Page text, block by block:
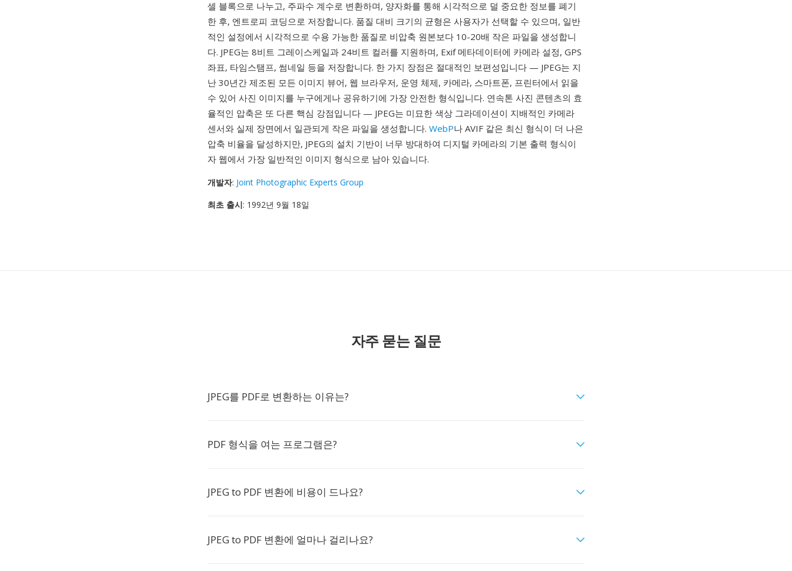
셀 블록으로 나누고, 주파수 계수로 변환하며, 양자화를 통해 시각적으로 덜 중요한 정보를 폐기
한 후, 엔트로피 코딩으로 저장합니다. 품질 대비 크기의 균형은 사용자가 선택할 수 있으며, 일반
적인 설정에서 시각적으로 수용 가능한 품질로 비압축 원본보다 10-20배 작은 파일을 생성합니
다. JPEG는 8비트 그레이스케일과 24비트 컬러를 지원하며, Exif 메타데이터에 카메라 설정, GPS
좌표, 타임스탬프, 썸네일 등을 저장합니다. 한 가지 장점은 절대적인 보편성입니다 — JPEG는 지
난 30년간 제조된 모든 이미지 뷰어, 웹 브라우저, 운영 체제, 카메라, 스마트폰, 프린터에서 읽을
수 있어 사진 이미지를 누구에게나 공유하기에 가장 안전한 형식입니다. 연속톤 사진 콘텐츠의 효
율적인 압축은 또 다른 핵심 강점입니다 — JPEG는 미묘한 색상 그라데이션이 지배적인 카메라
센서와 실제 장면에서 일관되게 작은 파일을 생성합니다. WebP나 AVIF 같은 최신 형식이 더 나은
압축 비율을 달성하지만, JPEG의 설치 기반이 너무 방대하여 디지털 카메라의 기본 출력 형식이
자 웹에서 가장 일반적인 이미지 형식으로 남아 있습니다.
개발자: Joint Photographic Experts Group
최초 출시: 1992년 9월 18일
자주 묻는 질문
JPEG를 PDF로 변환하는 이유는?
PDF 형식을 여는 프로그램은?
JPEG to PDF 변환에 비용이 드나요?
JPEG to PDF 변환에 얼마나 걸리나요?